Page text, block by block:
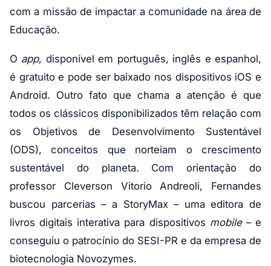
com a missão de impactar a comunidade na área de
Educação.
O app, disponível em português, inglês e espanhol,
é gratuito e pode ser baixado nos dispositivos iOS e
Android. Outro fato que chama a atenção é que
todos os clássicos disponibilizados têm relação com
os Objetivos de Desenvolvimento Sustentável
(ODS), conceitos que norteiam o crescimento
sustentável do planeta. Com orientação do
professor Cleverson Vitorio Andreoli, Fernandes
buscou parcerias – a StoryMax – uma editora de
livros digitais interativa para dispositivos mobile– e
conseguiu o patrocínio do SESI-PR e da empresa de
biotecnologia Novozymes.